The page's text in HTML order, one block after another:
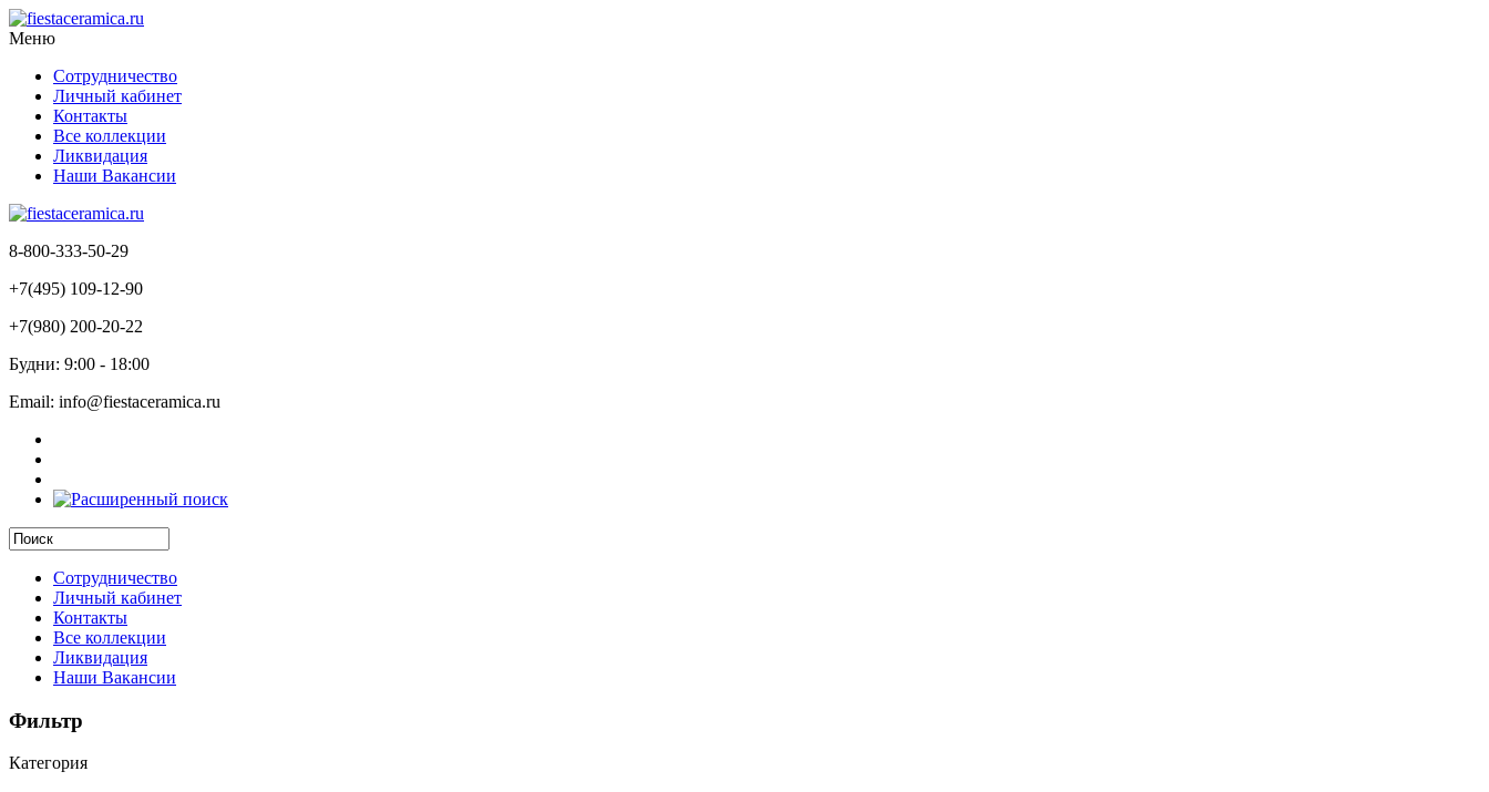
Меню
Сотрудничество
Личный кабинет
Контакты
Все коллекции
Ликвидация
Наши Вакансии
8-800-333-50-29
+7(495) 109-12-90
+7(980) 200-20-22
Будни: 9:00 - 18:00
Email: info@fiestaceramica.ru
Сотрудничество
Личный кабинет
Контакты
Все коллекции
Ликвидация
Наши Вакансии
Фильтр
Категория